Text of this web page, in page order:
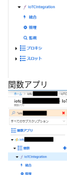
関数アプリ